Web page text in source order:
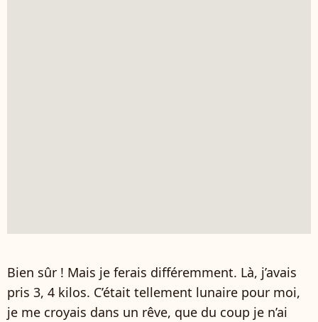
Bien sûr ! Mais je ferais différemment. Là, j’avais
pris 3, 4 kilos. C’était tellement lunaire pour moi,
je me croyais dans un rêve, que du coup je n’ai